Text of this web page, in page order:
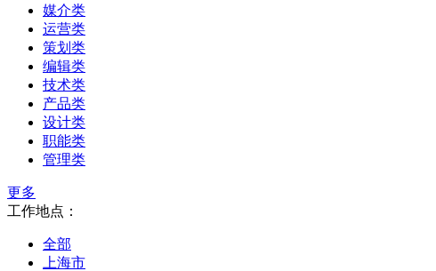
媒介类
运营类
策划类
编辑类
技术类
产品类
设计类
职能类
管理类
更多
工作地点：
全部
上海市